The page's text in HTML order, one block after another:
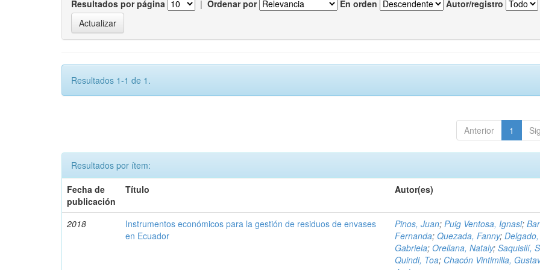
Resultados por página | Ordenar por En orden Autor/registro
Resultados 1-1 de 1.
Anterior 1
Resultados por ítem:
Fecha de
publicación
Título Autor(es)
2018
Instrumentos económicos para la gestión de residuos de envases
en Ecuador
Pinos, Juan;Puig Ventosa, Ignasi;
Fernanda;Quezada, Fanny;Delgado,
Gabriela;Orellana, Nataly;Saquisilí,
Quindi, Toa; Chacón Vintimilla,